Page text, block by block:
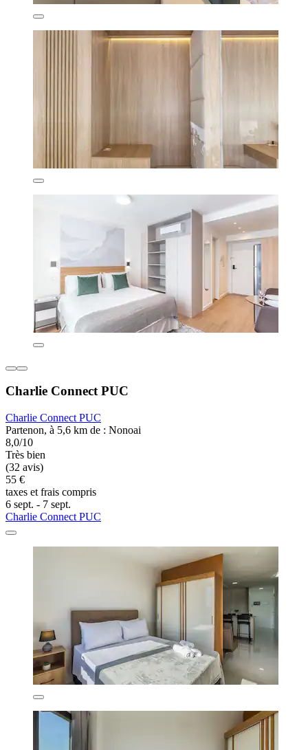
Charlie Connect PUC
Charlie Connect PUC
Partenon, à 5,6 km de : Nonoai
8,0/10
Très bien
(32 avis)
55 €
taxes et frais compris
6 sept. - 7 sept.
Charlie Connect PUC